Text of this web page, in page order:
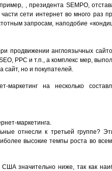
, президента SEMPO,
сети интернет во много раз
запросам, наподобие
продвижении англоязычных
PPC и т.п., а комплекс мер,
сайт, но и покупателей.
маркетинг на несколько
маркетинга.
отнесли к третьей группе?
высокие темпы роста во
значительно ниже, так как